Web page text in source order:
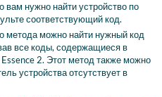
вам нужно найти устройство по
соответствующий код.
метода можно найти нужный код
все коды, содержащиеся в
2. Этот метод также можно
устройства отсутствует в